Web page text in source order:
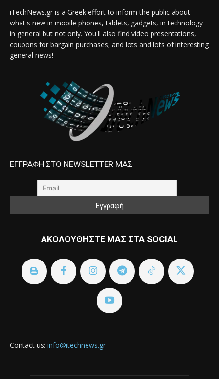
iTechNews.gr is a Greek effort to inform the public about
what's new in mobile phones, tablets, gadgets, in technology
in general but not only. You'll also find video presentations,
coupons for bargain purchases, and lots and lots of interesting
general news!
ΕΓΓΡΑΦΗ ΣΤΟ NEWSLETTER ΜΑΣ
ΑΚΟΛΟΥΘΗΣΤΕ ΜΑΣ ΣΤΑ SOCIAL
Contact us: info@itechnews.gr